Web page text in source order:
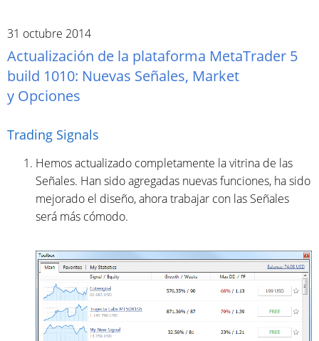
31 octubre 2014
Actualización de la plataforma MetaTrader 5
build 1010: Nuevas Señales, Market
y Opciones
Trading Signals
Hemos actualizado completamente la vitrina de las
Señales. Han sido agregadas nuevas funciones, ha sido
mejorado el diseño, ahora trabajar con las Señales
será más cómodo.